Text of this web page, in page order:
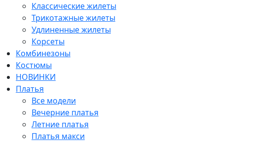
Классические жилеты
Трикотажные жилеты
Удлиненные жилеты
Корсеты
Комбинезоны
Костюмы
НОВИНКИ
Платья
Все модели
Вечерние платья
Летние платья
Платья макси